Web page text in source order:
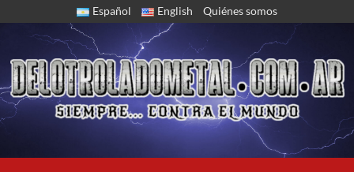
Español English Quiénes somos